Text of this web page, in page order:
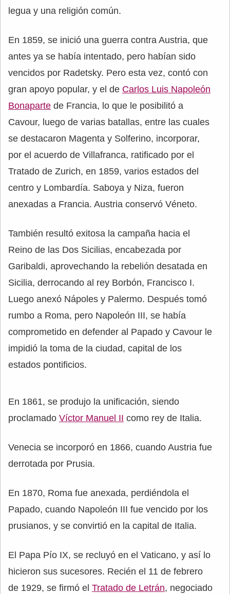
legua y una religión común.
En 1859, se inició una guerra contra Austria, que
antes ya se había intentado, pero habían sido
vencidos por Radetsky. Pero esta vez, contó con
gran apoyo popular, y el de Carlos Luis Napoleón
Bonaparte de Francia, lo que le posibilitó a
Cavour, luego de varias batallas, entre las cuales
se destacaron Magenta y Solferino, incorporar,
por el acuerdo de Villafranca, ratificado por el
Tratado de Zurich, en 1859, varios estados del
centro y Lombardía. Saboya y Niza, fueron
anexadas a Francia. Austria conservó Véneto.
También resultó exitosa la campaña hacia el
Reino de las Dos Sicilias, encabezada por
Garibaldi, aprovechando la rebelión desatada en
Sicilia, derrocando al rey Borbón, Francisco I.
Luego anexó Nápoles y Palermo. Después tomó
rumbo a Roma, pero Napoleón III, se había
comprometido en defender al Papado y Cavour le
impidió la toma de la ciudad, capital de los
estados pontificios.
En 1861, se produjo la unificación, siendo
proclamado Víctor Manuel II como rey de Italia.
Venecia se incorporó en 1866, cuando Austria fue
derrotada por Prusia.
En 1870, Roma fue anexada, perdiéndola el
Papado, cuando Napoleón III fue vencido por los
prusianos, y se convirtió en la capital de Italia.
El Papa Pío IX, se recluyó en el Vaticano, y así lo
hicieron sus sucesores. Recién el 11 de febrero
de 1929, se firmó el Tratado de Letrán, negociado